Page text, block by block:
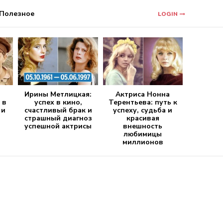
Полезное LOGIN
в
Ирины Метлицкая:
успех в кино,
счастливый брак и
страшный диагноз
успешной актрисы
Актриса Нонна
Терентьева: путь к
успеху, судьба и
красивая
внешность
любимицы
миллионов